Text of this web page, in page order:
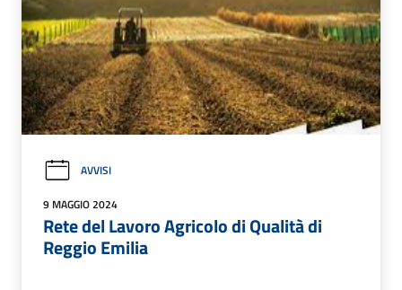
AVVISI
9 MAGGIO 2024
Rete del Lavoro Agricolo di Qualità di
Reggio Emilia